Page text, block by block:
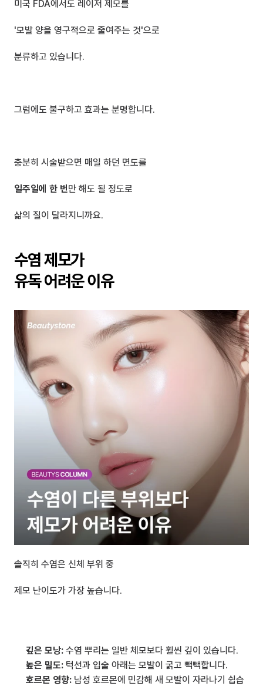
미국 FDA에서도 레이저 제모를
'모발 양을 영구적으로 줄여주는 것'으로
분류하고 있습니다.
그럼에도 불구하고 효과는 분명합니다.
충분히 시술받으면 매일 하던 면도를
일주일에 한 번만 해도 될 정도로
삶의 질이 달라지니까요.
수염 제모가
유독 어려운 이유
솔직히 수염은 신체 부위 중
제모 난이도가 가장 높습니다.
깊은 모낭: 수염 뿌리는 일반 체모보다 훨씬 깊이 있습니다.
높은 밀도: 턱선과 입술 아래는 모발이 굵고 빽빽합니다.
호르몬 영향: 남성 호르몬에 민감해 새 모발이 자라나기 쉽습